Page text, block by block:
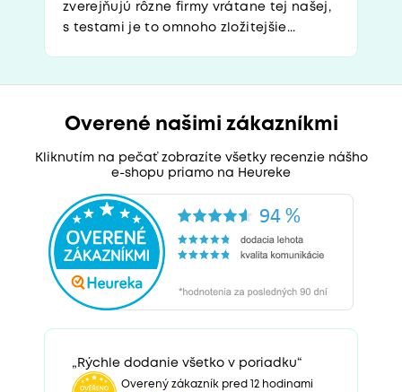
zverejňujú rôzne firmy vrátane tej našej,
s testami je to omnoho zložitejšie...
Overené našimi zákazníkmi
Kliknutím na pečať zobrazíte všetky recenzie nášho
e-shopu priamo na Heureke
„Rýchle dodanie všetko v poriadku“
Overený zákazník pred 12 hodinami